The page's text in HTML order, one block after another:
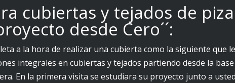
cubiertas y tejados de
desde Cero´´:
a la hora de realizar una cubierta como la siguiente que
integrales en cubiertas y tejados partiendo desde la base
En la primera visita se estudiara su proyecto junto a